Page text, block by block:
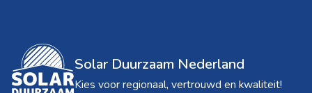
Solar Duurzaam Nederland
Kies voor regionaal, vertrouwd en kwaliteit!